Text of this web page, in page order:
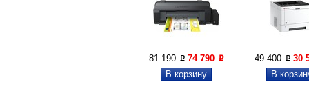
81 190P 74 790 P 49 400P 30